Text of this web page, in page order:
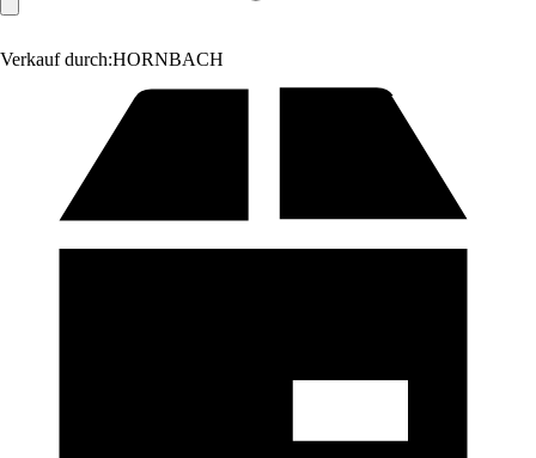
Verkauf durch:HORNBACH